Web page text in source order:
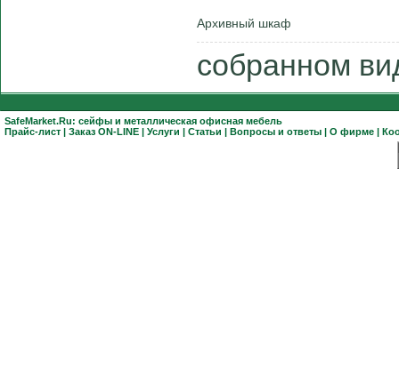
Архивный шкаф
собранном
SafeMarket.Ru: сейфы и металлическая офисная мебель
Прайс-лист | Заказ ON-LINE | Услуги | Статьи | Вопросы и ответы | О фирме |